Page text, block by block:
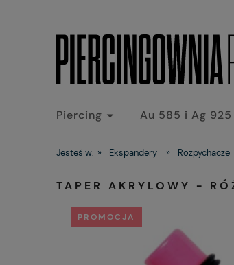
Piercing Au 585 i Ag 925
Jesteś w: » Ekspandery » Rozpychacze
TAPER AKRYLOWY -
PROMOCJA